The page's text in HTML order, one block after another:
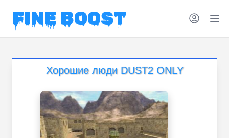
FINE BOOST
Хорошие люди DUST2 ONLY